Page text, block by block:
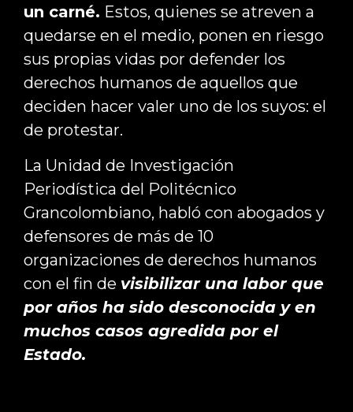
un carné. Estos, quienes se atreven a
quedarse en el medio, ponen en riesgo
sus propias vidas por defender los
derechos humanos de aquellos que
deciden hacer valer uno de los suyos: el
de protestar.
La Unidad de Investigación
Periodística del Politécnico
Grancolombiano, habló con abogados y
defensores de más de 10
organizaciones de derechos humanos
con el fin de visibilizar una labor que
por años ha sido desconocida y en
muchos casos agredida por el
Estado.